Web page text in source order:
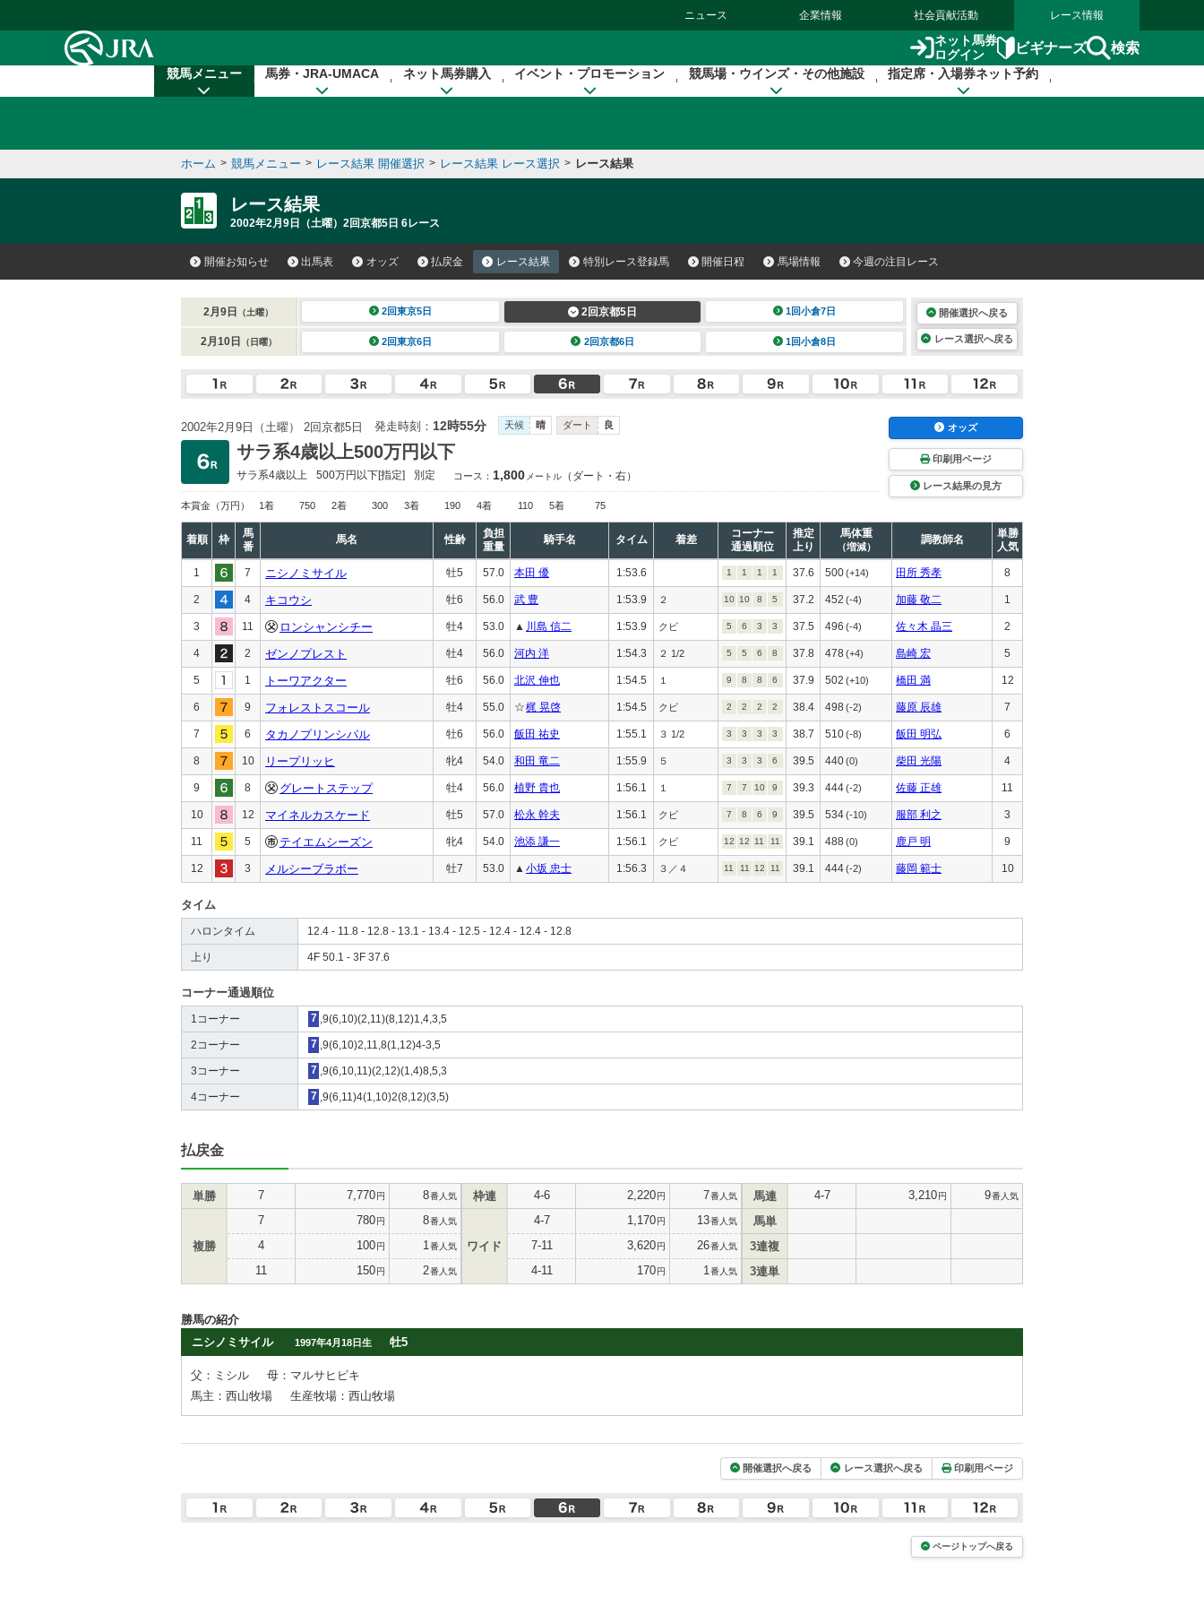
ニュース 企業情報 社会貢献活動 レース情報
ネット馬券
ログイン
ビギナーズ 検索
競馬メニュー 馬券・JRA-UMACA ネット馬券購入 イベント・プロモーション 競馬場・ウインズ・その他施設 指定席・入場券ネット予約
ホーム > 競馬メニュー > レース結果 開催選択 > レース結果 レース選択 > レース結果
レース結果
2002年2月9日（土曜）2回京都5日 6レース
開催お知らせ 出馬表 オッズ 払戻金 レース結果 特別レース登録馬 開催日程 馬場情報 今週の注目レース
2月9日 （土曜） 2回東京5日 2回京都5日 1回小倉7日
2月10日 （日曜） 2回東京6日 2回京都6日 1回小倉8日
開催選択へ戻る
レース選択へ戻る
2002年2月9日（土曜） 2回京都5日 発走時刻： 12時55分 天候 晴 ダート 良
サラ系4歳以上500万円以下
サラ系4歳以上 500万円以下[指定] 別定 コース： 1,800 メートル （ダート・右）
本賞金 （万円） 1着 750 2着 300 3着 190 4着 110 5着 75
オッズ
印刷用ページ
レース結果の見方
着順 枠
馬
番
馬名 性齢
負担
重量
騎手名 タイム 着差
コーナー
通過順位
推定
上り
馬体重
（増減）
調教師名
単勝
人気
1 7 ニシノミサイル 牡5 57.0 本田 優 1:53.6 1 1 1 1 37.6 500(+14) 田所 秀孝 8
2 4 キコウシ 牡6 56.0 武 豊 1:53.9 ２ 10 10 8 5 37.2 452 (-4) 加藤 敬二 1
3 11 ロンシャンシチー 牡4 53.0 ▲ 川島 信二 1:53.9 クビ 5 6 3 3 37.5 496 (-4) 佐々木 晶三 2
4 2 ゼンノプレスト 牡4 56.0 河内 洋 1:54.3 ２ 1/2 5 5 6 8 37.8 478 (+4) 島崎 宏 5
5 1 トーワアクター 牡6 56.0 北沢 伸也 1:54.5 １ 9 8 8 6 37.9 502 (+10) 橋田 満 12
6 9 フォレストスコール 牡4 55.0 ☆梶 晃啓 1:54.5 クビ 2 2 2 2 38.4 498 (-2) 藤原 辰雄 7
7 6 タカノプリンシパル 牡6 56.0 飯田 祐史 1:55.1 ３ 1/2 3 3 3 3 38.7 510(-8) 飯田 明弘 6
8 10 リープリッヒ 牝4 54.0 和田 竜二 1:55.9 ５ 3 3 3 6 39.5 440(0) 柴田 光陽 4
9 8 グレートステップ 牡4 56.0 植野 貴也 1:56.1 １ 7 7 10 9 39.3 444(-2) 佐藤 正雄 11
10 12 マイネルカスケード 牡5 57.0 松永 幹夫 1:56.1 クビ 7 8 6 9 39.5 534(-10) 服部 利之 3
11 5 テイエムシーズン 牝4 54.0 池添 謙一 1:56.1 クビ 12 12 11 11 39.1 488(0) 鹿戸 明 9
12 3 メルシーブラボー 牡7 53.0 ▲ 小坂 忠士 1:56.3 ３／４ 11 11 12 11 39.1 444(-2) 藤岡 範士 10
タイム
ハロンタイム 12.4 - 11.8 - 12.8 - 13.1 - 13.4 - 12.5 - 12.4 - 12.4 - 12.8
上り 4F 50.1 - 3F 37.6
コーナー通過順位
1コーナー 7 ,9(6,10)(2,11)(8,12)1,4,3,5
2コーナー 7 ,9(6,10)2,11,8(1,12)4-3,5
3コーナー 7 ,9(6,10,11)(2,12)(1,4)8,5,3
4コーナー 7 ,9(6,11)4(1,10)2(8,12)(3,5)
払戻金
単勝 7 7,770円 8番人気
複勝
7 780円 8番人気
4 100円 1 番人気
11 150円 2番人気
枠連 4-6 2,220円 7番人気
ワイド
4-7 1,170円 13番人気
7-11 3,620円 26番人気
4-11 170円 1 番人気
馬連 4-7 3,210円 9番人気
馬単
3連複
3連単
勝馬の紹介
ニシノミサイル
1997年4月18日生 牡5
父：ミシル
母：マルサヒビキ
馬主：西山牧場
生産牧場：西山牧場
開催選択へ戻る レース選択へ戻る 印刷用ページ
ページトップへ戻る